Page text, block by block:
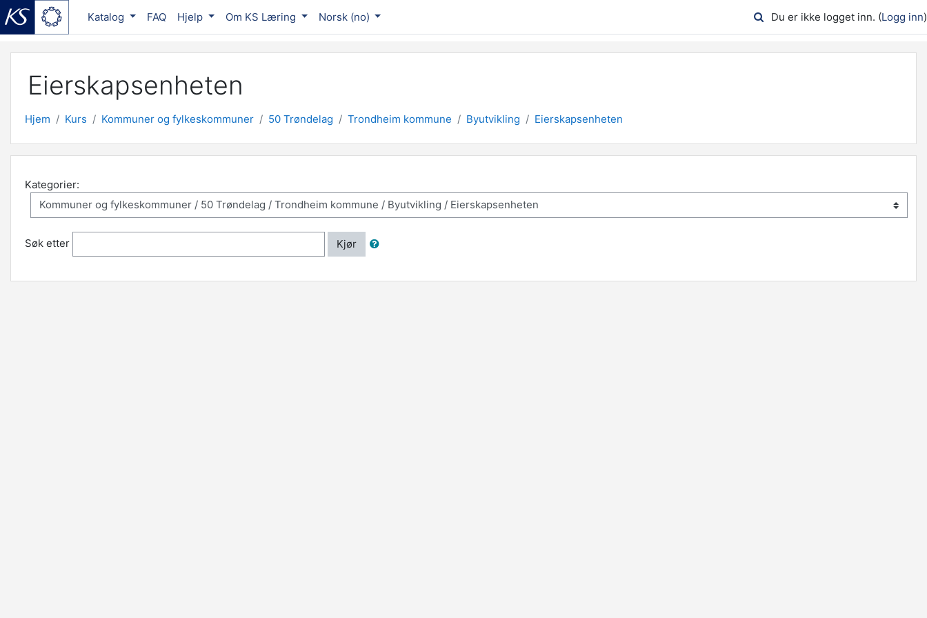
Katalog FAQ Hjelp Om KS Læring Norsk ‎(no)‎ Du er ikke logget inn. (Logg inn)
Eierskapsenheten
Hjem Kurs Kommuner og fylkeskommuner 50 Trøndelag Trondheim kommune Byutvikling Eierskapsenheten
Kategorier:
Søk etter Kjør